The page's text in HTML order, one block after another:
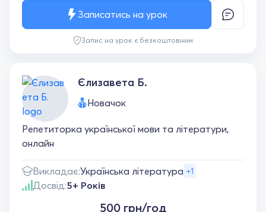
Запис на урок є безкоштовним
Записатись на урок
Єлизавета Б.
Новачок
Репетиторка української мови та літератури,
онлайн
Викладає:Українська література +1
Досвід:5+ Років
500 грн/год